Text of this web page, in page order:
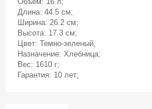
Длина: 44.5 см;
Ширина: 26.2 см;
Высота: 17.3 см;
Цвет: Темно-зеленый;
Назначение: Хлебница;
Вес: 1610 г;
Гарантия: 10 лет;